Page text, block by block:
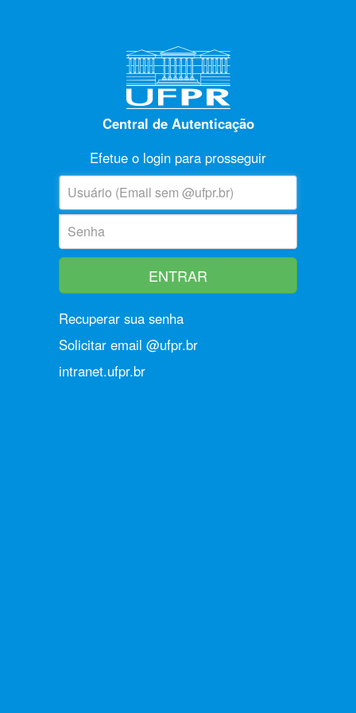
Central de Autenticação
Efetue o login para prosseguir
U
Senha:
Recuperar sua senha
Solicitar email @ufpr.br
intranet.ufpr.br